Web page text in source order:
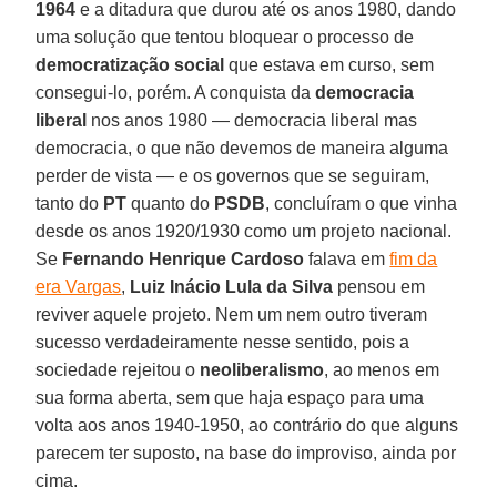
1964 e a ditadura que durou até os anos 1980, dando
uma solução que tentou bloquear o processo de
democratização social que estava em curso, sem
consegui-lo, porém. A conquista dademocracia
liberal nos anos 1980 — democracia liberal mas
democracia, o que não devemos de maneira alguma
perder de vista — e os governos que se seguiram,
tanto do PT quanto do PSDB, concluíram o que vinha
desde os anos 1920/1930 como um projeto nacional.
Se Fernando Henrique Cardoso falava emfim da
era Vargas, Luiz Inácio Lula da Silva pensou em
reviver aquele projeto. Nem um nem outro tiveram
sucesso verdadeiramente nesse sentido, pois a
sociedade rejeitou o neoliberalismo, ao menos em
sua forma aberta, sem que haja espaço para uma
volta aos anos 1940-1950, ao contrário do que alguns
parecem ter suposto, na base do improviso, ainda por
cima.